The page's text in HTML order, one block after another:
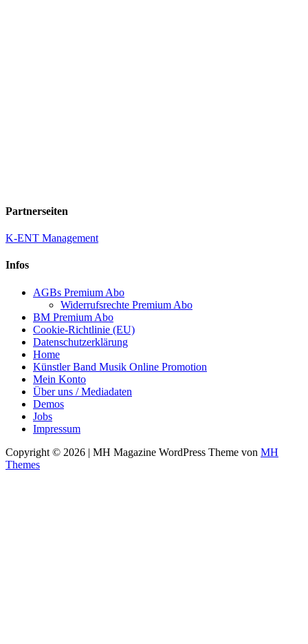
Partnerseiten
K-ENT Management
Infos
AGBs Premium Abo
Widerrufsrechte Premium Abo
BM Premium Abo
Cookie-Richtlinie (EU)
Datenschutzerklärung
Home
Künstler Band Musik Online Promotion
Mein Konto
Über uns / Mediadaten
Demos
Jobs
Impressum
Copyright © 2026 | MH Magazine WordPress Theme von MH
Themes